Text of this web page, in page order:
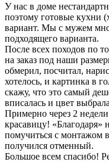
У нас в доме
поэтому готовые кухни
вариант. Мы с мужем
подходящего варианта.
После всех походов по
на заказ под наши
обмерил, посчитал,
хотелось, и картинка в
скажу, что это самый
вписалась и цвет
Примерно через 2
красавицу!
помучиться с монтажом
получился отменный.
Большое всем спасибо!